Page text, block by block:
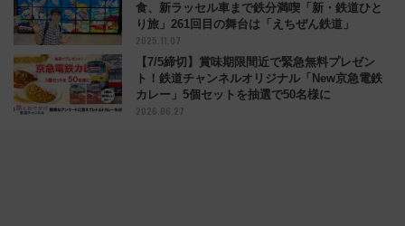
食、新ラッセル車まで鉄分満喫「新・鉄道ひと
り旅」261回目の舞台は「えちぜん鉄道」
2025.11.07
【7/5締切】賞味期限間近で緊急無料プレゼン
ト！鉄道チャンネルオリジナル「New京急電鉄
カレー」5個セットを抽選で50名様に
2026.06.27